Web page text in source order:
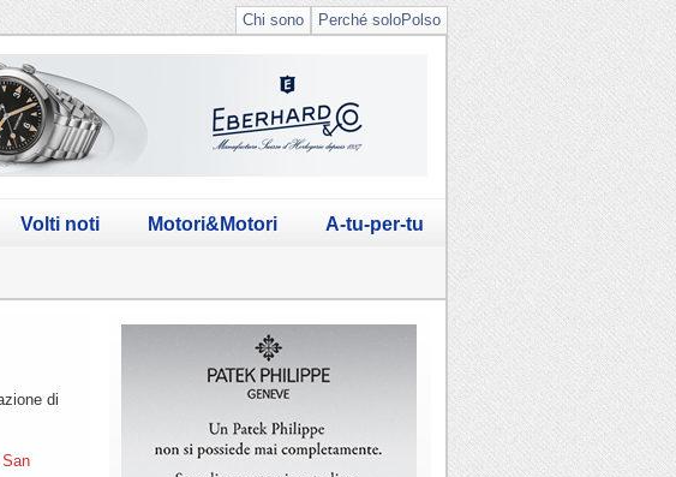
Perché soloPolso
Chi sono
Volti noti Motori&Motori A-tu-per-tu
di